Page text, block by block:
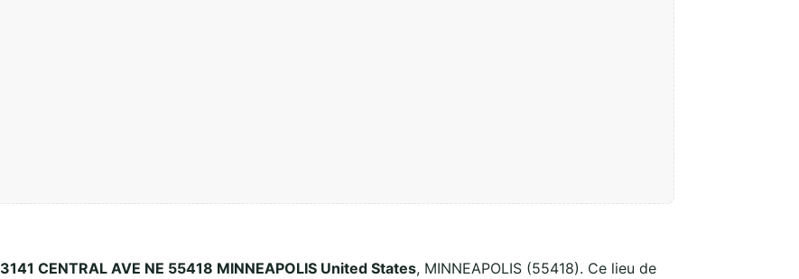
3141 CENTRAL AVE NE 55418 MINNEAPOLIS United States, MINNEAPOLIS (55418). Ce lieu de